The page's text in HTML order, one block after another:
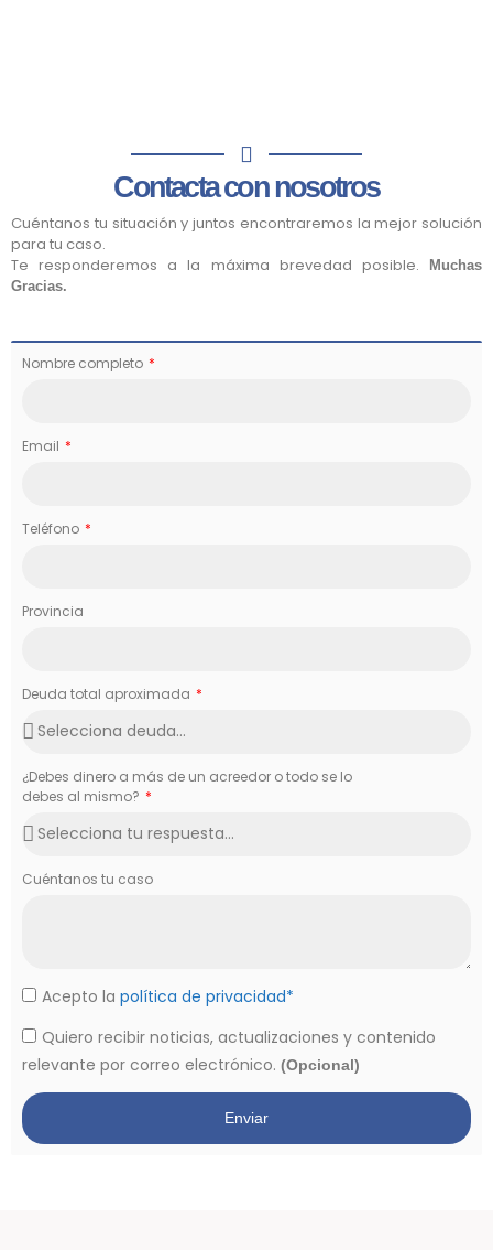
Contacta con nosotros
Cuéntanos tu situación y juntos encontraremos la mejor solución
para tu caso.
Te responderemos a la máxima brevedad posible.
Muchas
Gracias.
Nombre completo
Email
Teléfono
Provincia
Deuda total aproximada
¿Debes dinero a más de un acreedor o todo se lo
debes al mismo?
Cuéntanos tu caso
Acepto la política de privacidad*
Quiero recibir noticias, actualizaciones y contenido
relevante por correo electrónico. (Opcional)
Enviar